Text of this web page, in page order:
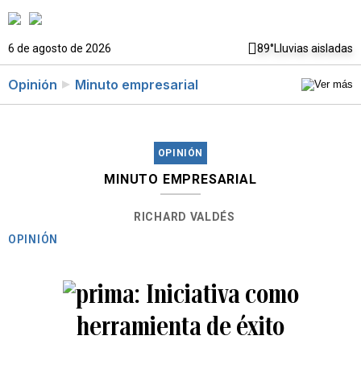
6 de agosto de 2026 89°Lluvias aisladas
Opinión Minuto empresarial
OPINIÓN
MINUTO EMPRESARIAL
RICHARD VALDÉS
OPINIÓN
Iniciativa como
herramienta de éxito